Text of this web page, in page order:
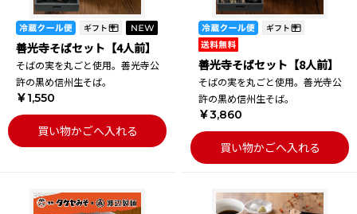
善光寺そばセット【4人前】
そばの実を丸ごと使用。善光寺公
許の黒め信州生そば。
￥1,550
買い物かごへ入れる
善光寺そばセット【8人前】
そばの実を丸ごと使用。善光寺公
許の黒め信州生そば。
￥3,860
買い物かごへ入れる